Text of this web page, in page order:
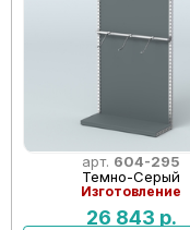
арт. 604-295
Темно-Серый
Изготовление
26 843 р.